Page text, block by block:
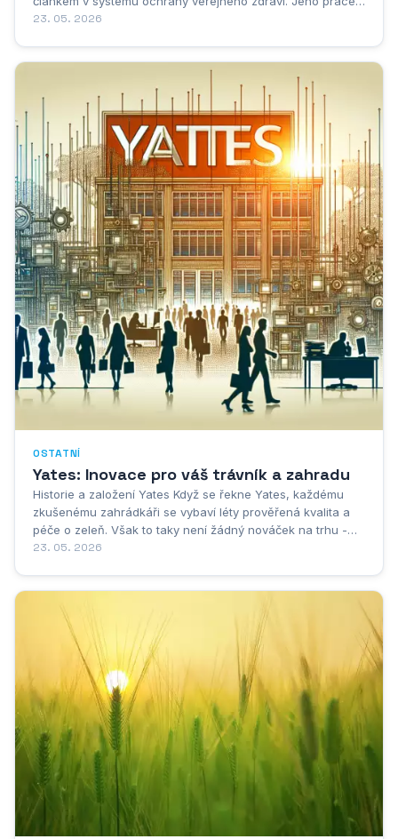
je nesmírně důležitá a přispívá k bezpečnému a zdravému
23. 05. 2026
OSTATNÍ
Yates: Inovace pro váš trávník a zahradu
Historie a založení Yates Když se řekne Yates, každému
zkušenému zahrádkáři se vybaví léty prověřená kvalita a
péče o zeleň. Však to taky není žádný nováček na trhu -
jejich příběh se píše už pěknou řádku let. Co na tom, že
23. 05. 2026